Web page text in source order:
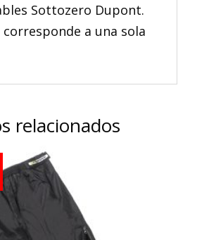
Sottozero Dupont.
corresponde a una sola
relacionados